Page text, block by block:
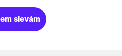
slevám